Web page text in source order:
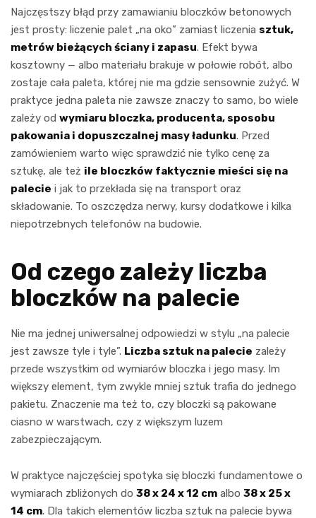
Najczęstszy błąd przy zamawianiu bloczków betonowych
jest prosty: liczenie palet „na oko” zamiast liczenia sztuk,
metrów bieżących ściany i zapasu. Efekt bywa
kosztowny — albo materiału brakuje w połowie robót, albo
zostaje cała paleta, której nie ma gdzie sensownie zużyć. W
praktyce jedna paleta nie zawsze znaczy to samo, bo wiele
zależy od wymiaru bloczka, producenta, sposobu
pakowania i dopuszczalnej masy ładunku. Przed
zamówieniem warto więc sprawdzić nie tylko cenę za
sztukę, ale też ile bloczków faktycznie mieści się na
palecie i jak to przekłada się na transport oraz
składowanie. To oszczędza nerwy, kursy dodatkowe i kilka
niepotrzebnych telefonów na budowie.
Od czego zależy liczba
bloczków na palecie
Nie ma jednej uniwersalnej odpowiedzi w stylu „na palecie
jest zawsze tyle i tyle”. Liczba sztuk na palecie zależy
przede wszystkim od wymiarów bloczka i jego masy. Im
większy element, tym zwykle mniej sztuk trafia do jednego
pakietu. Znaczenie ma też to, czy bloczki są pakowane
ciasno w warstwach, czy z większym luzem
zabezpieczającym.
W praktyce najczęściej spotyka się bloczki fundamentowe o
wymiarach zbliżonych do 38 x 24 x 12 cm albo 38 x 25 x
14 cm. Dla takich elementów liczba sztuk na palecie bywa